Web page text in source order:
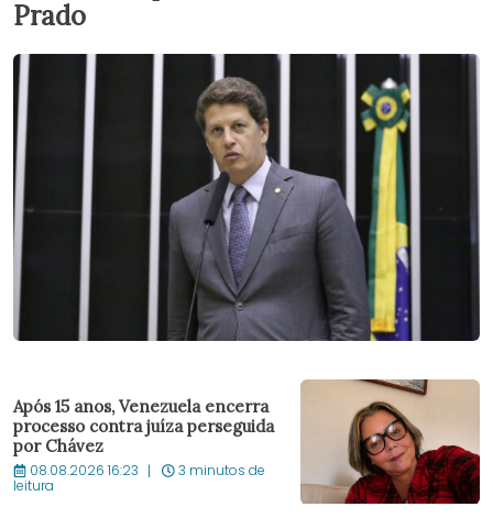
Prado
Após 15 anos, Venezuela encerra
processo contra juíza perseguida
por Chávez
08.08.2026 16:23 3 minutos de
leitura